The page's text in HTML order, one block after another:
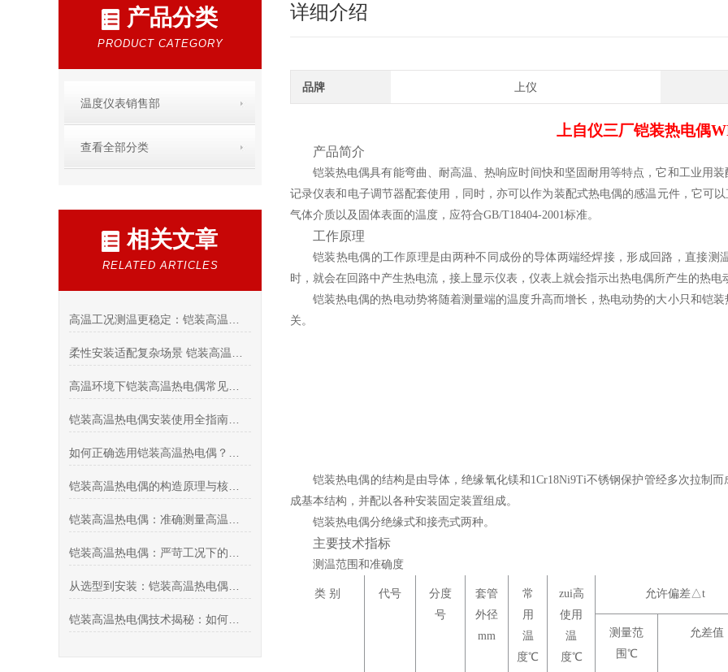
产品分类
PRODUCT CATEGORY
温度仪表销售部
查看全部分类
相关文章
RELATED ARTICLES
详细介绍
品牌 上仪
上自仪三厂铠装热电偶
产品简介
铠装热电偶具有能弯曲、耐高温、热响应时间快和坚固耐用等特点，它和工业用
记录仪表和电子调节器配套使用，同时，亦可以作为装配式热电偶的感温元件，它可
气体介质以及固体表面的温度，应符合GB/T18404-2001标准。
工作原理
铠装热电偶的工作原理是由两种不同成份的导体两端经焊接，形成回路，直接
时，就会在回路中产生热电流，接上显示仪表，仪表上就会指示出热电偶所产生的热电
铠装热电偶的热电动势将随着测量端的温度升高而增长，热电动势的大小只和铠
关。
铠装热电偶的结构是由导体，绝缘氧化镁和1Cr18Ni9Ti不锈钢保护管经多次拉制
成基本结构，并配以各种安装固定装置组成。
铠装热电偶分绝缘式和接壳式两种。
主要技术指标
测温范围和准确度
类 别 代号
分度
号
套管
外径
mm
常
用
温
度℃
zui高
使用
温
度℃
允许偏差△t
测量范
围 ℃
允差值